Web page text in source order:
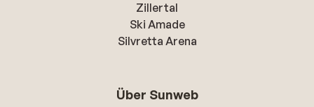
Zillertal
Ski Amade
Silvretta Arena
Über Sunweb